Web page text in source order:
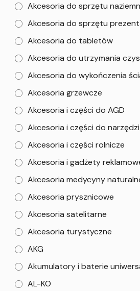
Akcesoria do sprzętu
Akcesoria do sprzętu
Akcesoria do tabletów
Akcesoria do utrzymania
Akcesoria do wykończenia
Akcesoria grzewcze
Akcesoria i części do AGD
Akcesoria i części do
Akcesoria i części rolnicze
Akcesoria i gadżety
Akcesoria medycyny
Akcesoria prysznicowe
Akcesoria satelitarne
Akcesoria turystyczne
AKG
Akumulatory i baterie
AL-KO